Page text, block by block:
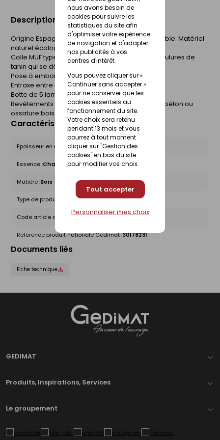
nous avons besoin de
cookies pour suivre les
statistiques du site afin
d'optimiser votre expérience
de navigation et d'adapter
nos publicités à vos
centres d'intérêt.
Vous pouvez cliquer sur «
Continuer sans accepter »
pour ne conserver que les
cookies essentiels au
fonctionnement du site.
Votre choix sera retenu
pendant 13 mois et vous
pourrez à tout moment
cliquer sur "Gestion des
cookies" en bas du site
pour modifier vos choix.
Tout accepter
Personnaliser mes choix
Description du produit
Origine Espagne. Classe 3. 1. Naturellement durable. Matériel
naturel écologique et recyclable.
Colle MUF type 1 norme EN301. Colle extérieur. Coulures de
tanin qui se délavent avec le temps.
Pose à emboitement horizontale ou verticale.
Entraxe entre appuis 60 cm.
Botte de 5 lames.
Revêtements extérieurs sur parois maçonnées, béton ou
ossature bois.
Caractéristiques du produit
Epaisseur en mm : 21
Essence :Chataîgnier
Matière :Bois
Type de produit : Bardage Bois
Code article chez le fournisseur :TFF 21X150 - F9
Référence produit nationale Gedimat :30178231
Documents liés
Fiche technique
GEDIMAT
Produits, Inspirations, Services
Le groupement